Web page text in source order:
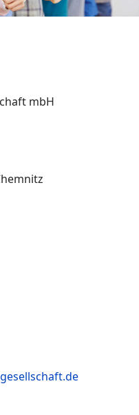
mbH